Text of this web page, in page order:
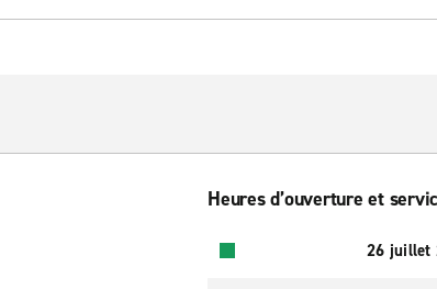
Heures d’ouverture et
26 juillet